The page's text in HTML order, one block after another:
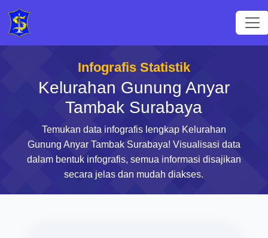
Infografis Statistik
Kelurahan Gunung Anyar
Tambak Surabaya
Temukan data infografis lengkap Kelurahan
Gunung Anyar Tambak Surabaya! Visualisasi data
dalam bentuk infografis, semua informasi disajikan
secara jelas dan mudah diakses.